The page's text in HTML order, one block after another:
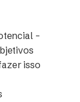
–
isso